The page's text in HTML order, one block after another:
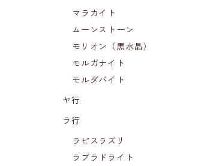
マラカイト
ムーンストーン
モリオン（黒水晶）
モルガナイト
モルダバイト
ヤ行
ラ行
ラピスラズリ
ラブラドライト